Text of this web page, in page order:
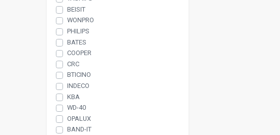
BEISIT
WONPRO
PHILIPS
BATES
COOPER
CRC
BTICINO
INDECO
KBA
WD-40
OPALUX
BAND-IT